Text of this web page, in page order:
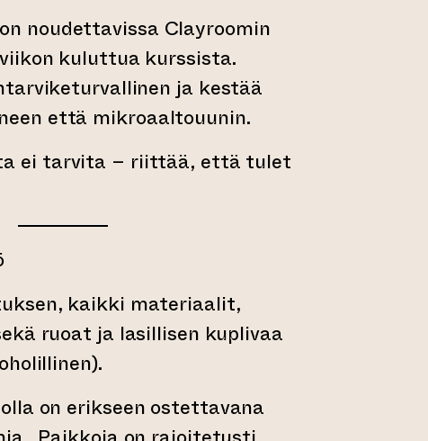
noudettavissa Clayroomin
kuluttua kurssista.
ja kestää
että mikroaaltouunin.
ei tarvita – riittää, että tulet
kaikki materiaalit,
ruoat ja lasillisen kuplivaa
on erikseen ostettavana